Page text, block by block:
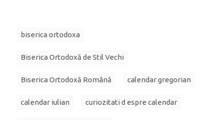
biserica ortodoxa
Biserica Ortodoxă de Stil Vechi
Biserica Ortodoxă Română calendar gregorian
calendar iulian curiozitati d espre calendar